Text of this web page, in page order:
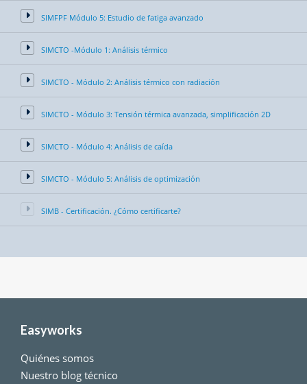
SIMFPF Módulo 5: Estudio de fatiga avanzado
SIMCTO -Módulo 1: Análisis térmico
SIMCTO - Módulo 2: Análisis térmico con radiación
SIMCTO - Módulo 3: Tensión térmica avanzada, simplificación 2D
SIMCTO - Módulo 4: Análisis de caída
SIMCTO - Módulo 5: Análisis de optimización
SIMB - Certificación. ¿Cómo certificarte?
Easyworks
Quiénes somos
Nuestro blog técnico